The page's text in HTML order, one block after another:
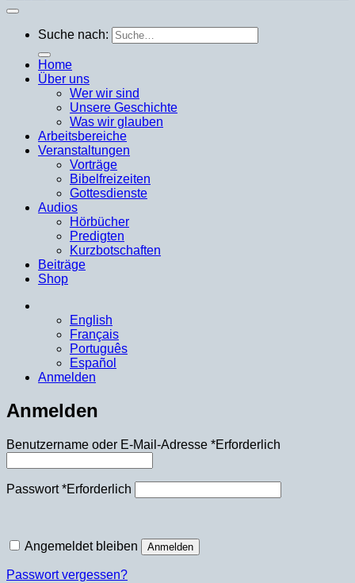
Suche nach:
Home
Über uns
Wer wir sind
Unsere Geschichte
Was wir glauben
Arbeitsbereiche
Veranstaltungen
Vorträge
Bibelfreizeiten
Gottesdienste
Audios
Hörbücher
Predigten
Kurzbotschaften
Beiträge
Shop
English
Français
Português
Español
Anmelden
Anmelden
Benutzername oder E-Mail-Adresse *Erforderlich
Passwort*Erforderlich
Angemeldet bleiben Anmelden
Passwort vergessen?